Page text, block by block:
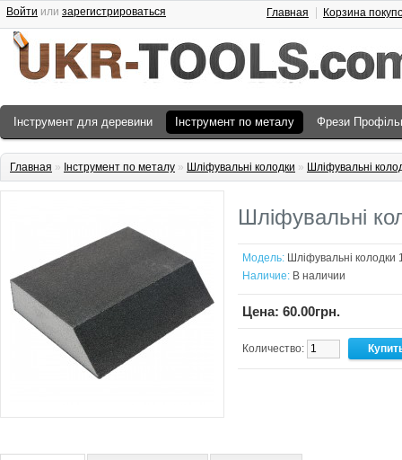
Войти или зарегистрироваться Главная Корзина
Інструмент для деревини Інструмент по металу Фрези
Главная » Інструмент по металу » Шліфувальні колодки » Шліфувальні
Шліфувальні
Модель: Шліфувальні
Наличие: В наличии
Цена: 60.00грн.
Количество: